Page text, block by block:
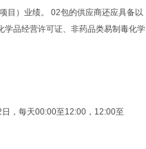
目）业绩。 02包的供应商还应具备以
品经营许可证、非药品类易制毒化学
，每天00:00至12:00，12:00至